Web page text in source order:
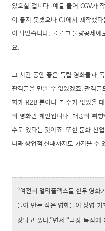
있으실 겁니다. 예를 들어 CGV가
이 좋지 못했으나 CJ에서 제작했
이 되었습니다. 물론 그 물량공세
요.
그 시간 동안 좋은 독립 영화들과
관객들을 만날 수 없었겠죠. 관객
화가 R2B 뿐이니 볼 수가 없었을
의 영화관 체인입니다. 대중의 취
수도 있다는 것이죠. 또한 문화 산
니라 상업적 실패까지도 가져올 수
“여전히 멀티플렉스를 한두 영화
들이 만든 작은 영화들이 상영
장되고 있다.”면서 “극장 독점